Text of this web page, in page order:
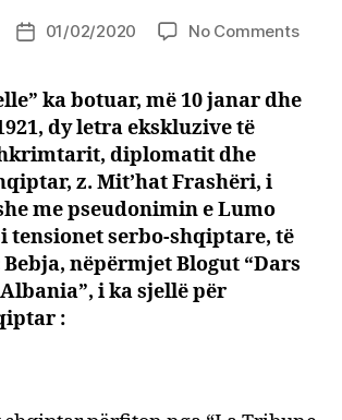
Post01/02/2020 No Commentson
në
ka botuar, më 10 janar dhe
dy letra ekskluzive të
diplomatit dhe
z. Mit’hat Frashëri, i
me pseudonimin e Lumo
tensionet serbo-shqiptare, të
nëpërmjet Blogut “Dars
i ka sjellë për
: